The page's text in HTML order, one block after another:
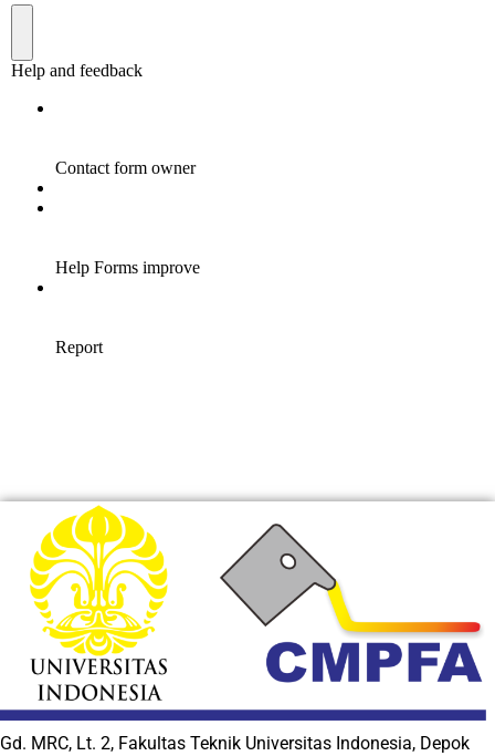
Gd. MRC, Lt. 2, Fakultas Teknik Universitas Indonesia, Depok